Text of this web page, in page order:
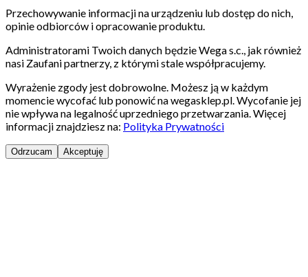
Przechowywanie informacji na urządzeniu lub dostęp do nich,
opinie odbiorców i opracowanie produktu.
Administratorami Twoich danych będzie Wega s.c., jak również
nasi Zaufani partnerzy, z którymi stale współpracujemy.
Wyrażenie zgody jest dobrowolne. Możesz ją w każdym
momencie wycofać lub ponowić na wegasklep.pl. Wycofanie jej
nie wpływa na legalność uprzedniego przetwarzania. Więcej
informacji znajdziesz na: Polityka Prywatności
Odrzucam Akceptuję